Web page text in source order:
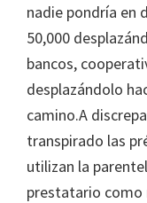
nadie pondrí­a en
50,000
bancos,
desplazándolo
camino.A
transpirado las
utilizan la
prestatario como